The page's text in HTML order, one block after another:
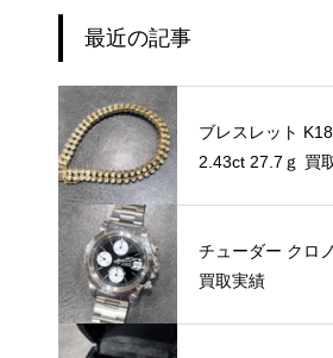
最近の記事
ブレスレット
2.43ct 27.7ｇ 買
チューダー クロ
買取実績